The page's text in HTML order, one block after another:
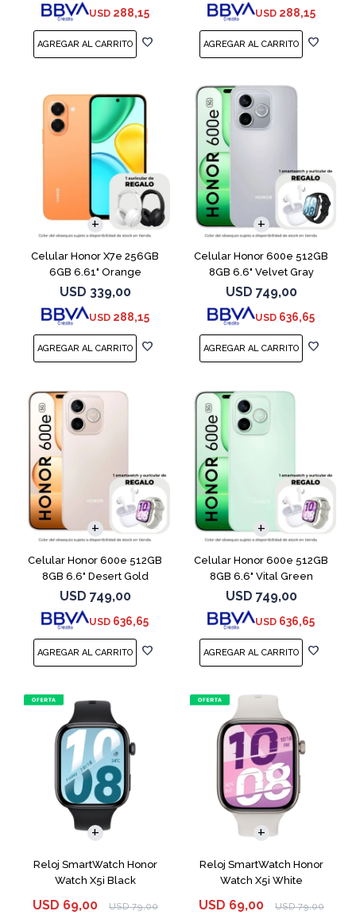
USD 288,15 USD 288,15
Celular Honor X7e 256GB
6GB 6.61" Orange
USD 339,00
USD 288,15
COMPARAR
Celular Honor 600e 512GB
8GB 6.6" Velvet Gray
USD 749,00
USD 636,65
COMPARAR
Celular Honor 600e 512GB
8GB 6.6" Desert Gold
USD 749,00
USD 636,65
COMPARAR
Celular Honor 600e 512GB
8GB 6.6" Vital Green
USD 749,00
USD 636,65
COMPARAR
Reloj SmartWatch Honor
Watch X5i Black
USD 69,00 USD 79,00
Reloj SmartWatch Honor
Watch X5i White
USD 69,00 USD 79,00